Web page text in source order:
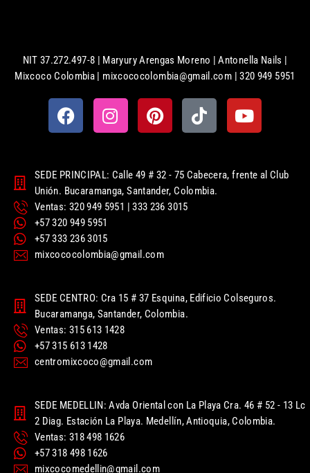
NIT 37.272.497-8 | Maryury Arengas Moreno | Antonella Nails |
Mixcoco Colombia | mixcococolombia@gmail.com | 320 949 5951
SEDE PRINCIPAL: Calle 49 # 32 - 75 Cabecera, frente al Club
Unión. Bucaramanga, Santander, Colombia.
Ventas: 320 949 5951 | 333 236 3015
+57 320 949 5951
+57 333 236 3015
mixcococolombia@gmail.com
SEDE CENTRO: Cra 15 # 37 Esquina, Edificio Colseguros.
Bucaramanga, Santander, Colombia.
Ventas: 315 613 1428
+57 315 613 1428
centromixcoco@gmail.com
SEDE MEDELLIN: Avda Oriental con La Playa Cra. 46 # 52 - 13 Lc
2 Diag. Estación La Playa. Medellín, Antioquia, Colombia.
Ventas: 318 498 1626
+57 318 498 1626
mixcocomedellin@gmail.com